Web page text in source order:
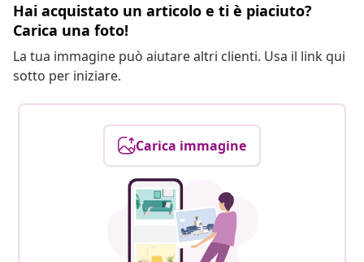
Hai acquistato un articolo e ti è piaciuto?
Carica una foto!
La tua immagine può aiutare altri clienti. Usa il link qui
sotto per iniziare.
Carica immagine